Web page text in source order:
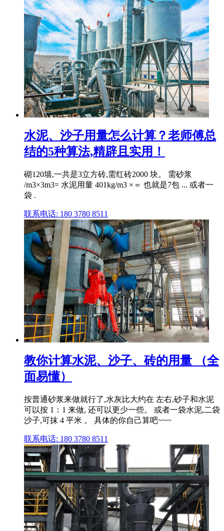
水泥、沙子用量怎么计算？老师傅总
结的5种算法,精辟且实用！
砌120墙,一共是3立方砖,需红砖2000 块。 需砂浆
/m3×3m3= 水泥用量 401kg/m3 ×＝ 也就是7包 ... 或者一
袋 .
联系电话: 180 3780 8511
教你计算水泥、沙子、砖的用量 （全
面易懂）
按普通砂浆来做就行了,水灰比大约在 左右,砂子和水泥
可以按 1：1 来做, 还可以更少一些。 或者一袋水泥,二袋
沙子,可抹 4 平米 。 具体的你自己算吧~~~
联系电话: 180 3780 8511